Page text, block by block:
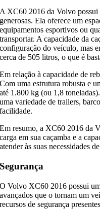
A XC60 2016 da Volvo possui
generosas. Ela oferece um
equipamentos esportivos ou
transportar. A capacidade da
configuração do veículo, mas
cerca de 505 litros, o que é
Em relação à capacidade de
Com uma estrutura robusta e
até 1.800 kg (ou 1,8
uma variedade de trailers,
facilidade.
Em resumo, a XC60 2016 da
carga em sua caçamba e a
atender às suas necessidades
Segurança
O Volvo XC60 2016 possui
avançados que o tornam um
recursos de segurança